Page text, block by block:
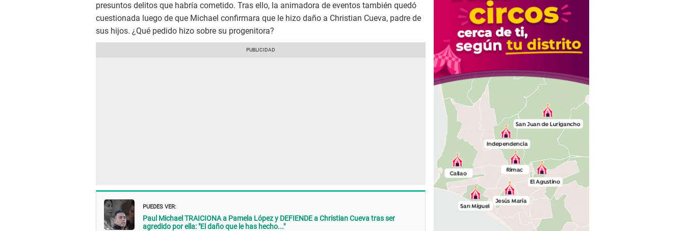
presuntos delitos que habría cometido. Tras ello, la animadora de eventos también quedó
cuestionada luego de que Michael confirmara que le hizo daño a Christian Cueva, padre de
sus hijos. ¿Qué pedido hizo sobre su progenitora?
PUEDES VER:
Paul Michael TRAICIONA a Pamela López y DEFIENDE a Christian Cueva tras ser
agredido por ella: "El daño que le has hecho..."